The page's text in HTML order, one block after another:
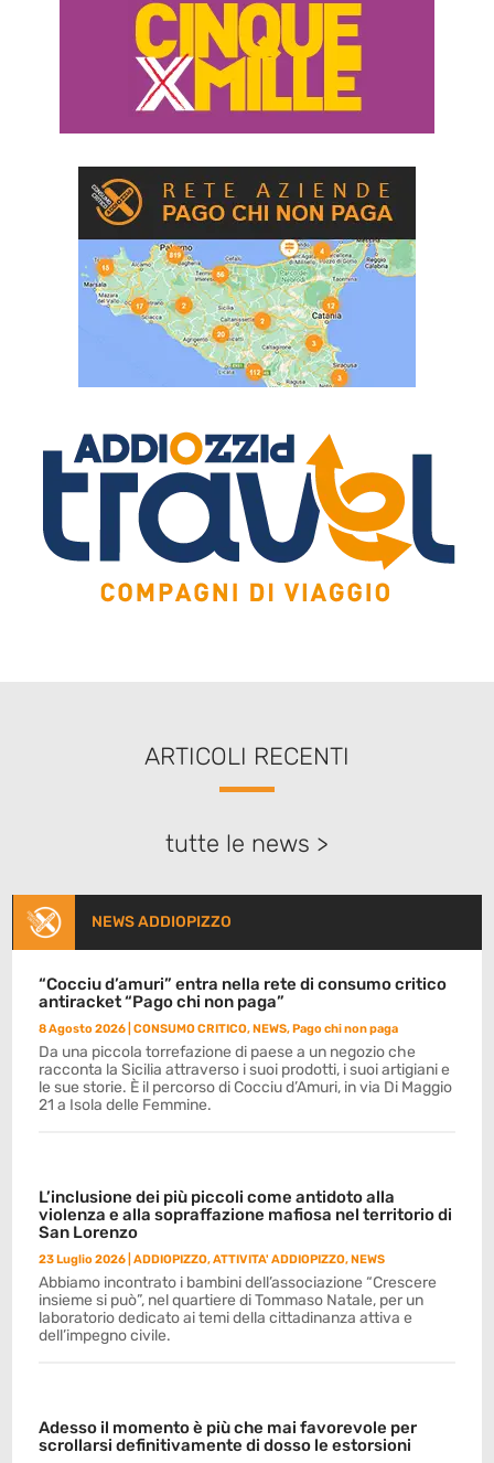
ARTICOLI RECENTI
tutte le news >
NEWS ADDIOPIZZO
“Cocciu d’amuri” entra nella rete di consumo critico
antiracket “Pago chi non paga”
8 Agosto 2026 |CONSUMO CRITICO, NEWS, Pago chi non paga
Da una piccola torrefazione di paese a un negozio che
racconta la Sicilia attraverso i suoi prodotti, i suoi artigiani e
le sue storie. È il percorso di Cocciu d’Amuri, in via Di Maggio
21 a Isola delle Femmine.
L’inclusione dei più piccoli come antidoto alla
violenza e alla sopraffazione mafiosa nel territorio di
San Lorenzo
23 Luglio 2026 |ADDIOPIZZO,ATTIVITA' ADDIOPIZZO, NEWS
Abbiamo incontrato i bambini dell’associazione “Crescere
insieme si può”, nel quartiere di Tommaso Natale, per un
laboratorio dedicato ai temi della cittadinanza attiva e
dell’impegno civile.
Adesso il momento è più che mai favorevole per
scrollarsi definitivamente di dosso le estorsioni